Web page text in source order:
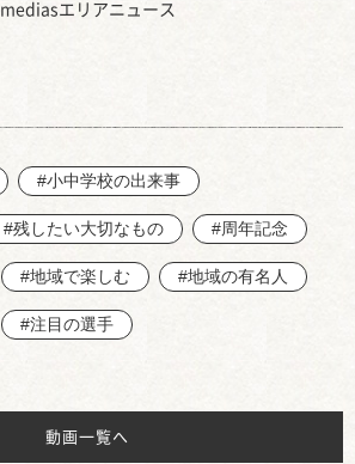
mediasエリアニュース
#小中学校の出来事
#残したい大切なもの #周年記念
#地域で楽しむ #地域の有名人
#注目の選手
動画一覧へ